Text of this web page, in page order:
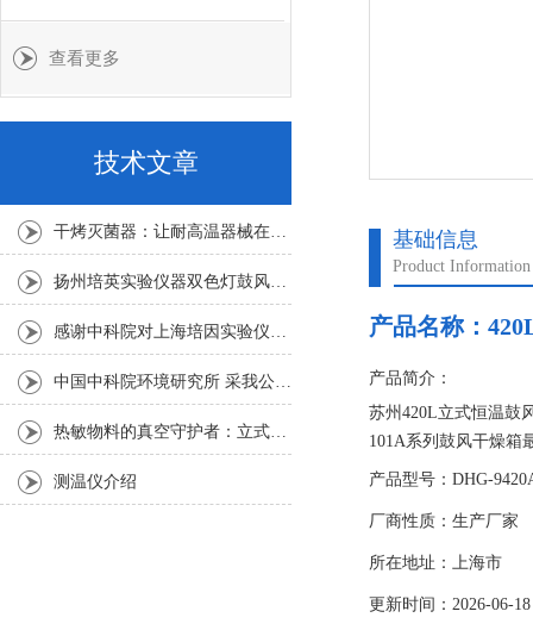
基础信息
Product Information
产品名称：
产品简介：
苏州420L立式恒温鼓
101A系列鼓风干燥箱
至最温度止，在此范
产品型号：DHG-
厂商性质：生产厂家
所在地址：上海市
更新时间：2026-06-18
查看更多
技术文章
干烤灭菌器：让耐高温器械在无水高温中重获无菌新生
扬州培英实验仪器双色灯鼓风干燥箱
感谢中科院对上海培因实验仪器的认可
中国中科院环境研究所 采我公司仪器300L人工气候箱 实验效果获高度评价
热敏物料的真空守护者：立式真空干燥箱选购指南
测温仪介绍